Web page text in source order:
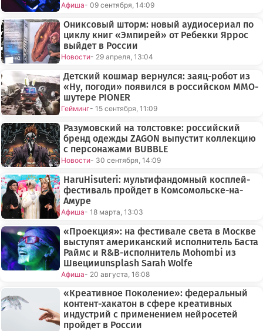
Афиша- 09 сентября, 14:09
Ониксовый шторм: новый аудиосериал по
циклу книг «Эмпирей» от Ребекки Яррос
выйдет в России
Новости- 29 апреля, 13:04
Детский кошмар вернулся: заяц-робот из
«Ну, погоди» появился в российском MMO-
шутере PIONER
Гейминг- 15 сентября, 11:09
Разумовский на толстовке: российский
бренд одежды ZAGON выпустит коллекцию
с персонажами BUBBLE
Новости- 30 сентября, 14:09
HaruHisuteri: мультифандомный косплей-
фестиваль пройдет в Комсомольске-на-
Амуре
Афиша- 18 марта, 13:03
«Проекция»: на фестивале света в Москве
выступят американский исполнитель Баста
Раймс и R&B-исполнитель Mohombi из
Швецииunsplash Sarah Wolfe
Афиша- 20 августа, 16:08
«Креативное Поколение»: федеральный
контент-хакатон в сфере креативных
индустрий с применением нейросетей
пройдет в России